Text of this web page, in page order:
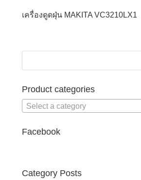
เครื่องดูดฝุ่น MAKITA VC3210LX1
Product categories
Select a category
Facebook
Category Posts